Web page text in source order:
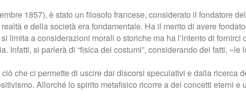
1857), è stato un filosofo francese, considerato il fondatore
e della società era fondamentale. Ha il merito di avere
limita a considerazioni morali o storiche ma ha l’intento di
Infatti, si parlerà di “fisica dei costumi”, considerando dei fatti,
che ci permette di uscire dai discorsi speculativi e dalla ricerca
Allorché lo spirito metafisico ricorre a dei concetti eterni